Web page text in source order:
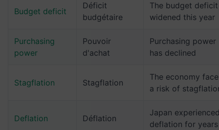
Budget deficit
Déficit
budgétaire
The budget deficit
widened this year
Purchasing
power
Pouvoir
d'achat
Purchasing power
has declined
Stagflation Stagflation
The economy
a risk of
Deflation Déflation
Japan
deflation for years